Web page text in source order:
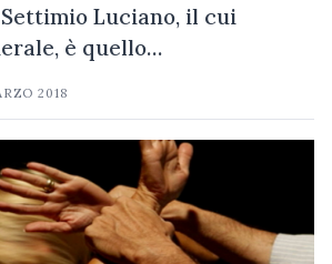
Luciano, il cui
è quello…
2018